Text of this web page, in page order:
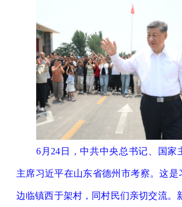
6月24日，中共中央总书记、国家
主席习近平在山东省德州市考察。这是
边临镇西于架村，同村民们亲切交流。